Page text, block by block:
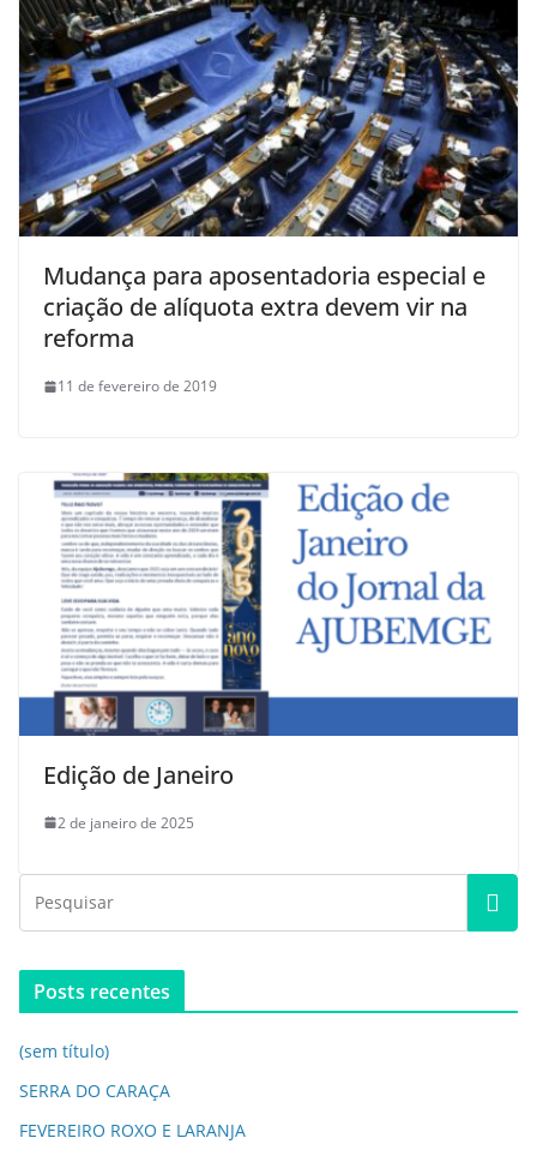
Mudança para aposentadoria especial e
criação de alíquota extra devem vir na
reforma
11 de fevereiro de 2019
Edição de Janeiro
2 de janeiro de 2025
Posts recentes
(sem título)
SERRA DO CARAÇA
FEVEREIRO ROXO E LARANJA